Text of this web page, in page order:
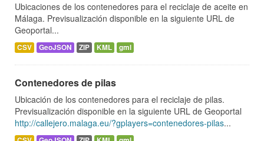
Ubicaciones de los contenedores para el reciclaje de aceite en
Málaga. Previsualización disponible en la siguiente URL de
Geoportal...
CSV GeoJSON ZIP KML gml
Contenedores de pilas
Ubicación de los contenedores para el reciclaje de pilas.
Previsualización disponible en la siguiente URL de Geoportal
http://callejero.malaga.eu/?gplayers=contenedores-pilas...